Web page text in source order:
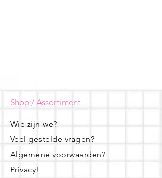
Shop / Assortiment
Wie zijn we?
Veel gestelde vragen?
Algemene voorwaarden?
Privacy!